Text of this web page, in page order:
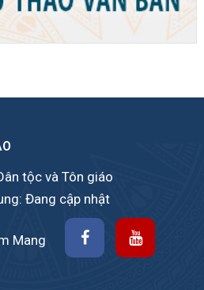
tộc và Tôn giáo
Đang cập nhật